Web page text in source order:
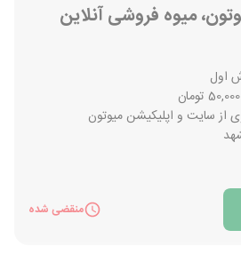
10% میوتون، میوه فروشی آنلاین
اول
از سایت و اپلیکیشن میوتون
منقضی شده